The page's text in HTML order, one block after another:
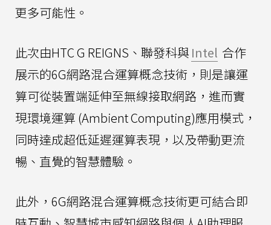
更多可能性。
此次由HTC G REIGNS、聯發科與 Intel 合作
展示的6G網路混合運算概念技術，則是讓運
算可從裝置端延伸至無線接取網路，進而實
現環境運算 (Ambient Computing)應用模式，
同時達成超低延遲運算表現，以及帶動更流
暢、直覺的智慧體驗。
此外，6G網路混合運算概念技術更可結合即